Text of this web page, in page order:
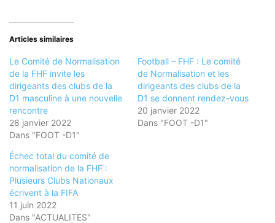
Articles similaires
Le Comité de Normalisation
de la FHF invite les
dirigeants des clubs de la
D1 masculine à une nouvelle
rencontre
28 janvier 2022
Dans "FOOT -D1"
Football – FHF : Le comité
de Normalisation et les
dirigeants des clubs de la
D1 se donnent rendez-vous
20 janvier 2022
Dans "FOOT -D1"
Échec total du comité de
normalisation de la FHF :
Plusieurs Clubs Nationaux
écrivent à la FIFA
11 juin 2022
Dans "ACTUALITES"